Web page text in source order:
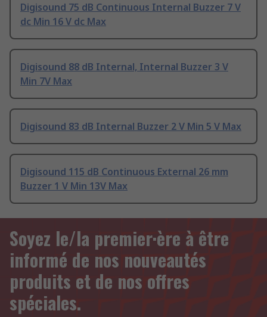
Digisound 75 dB Continuous Internal Buzzer 7 V
dc Min 16 V dc Max
Digisound 88 dB Internal, Internal Buzzer 3 V
Min 7V Max
Digisound 83 dB Internal Buzzer 2 V Min 5 V Max
Digisound 115 dB Continuous External 26 mm
Buzzer 1 V Min 13V Max
Soyez le/la premier·ère à être
informé de nos nouveautés
produits et de nos offres
spéciales.